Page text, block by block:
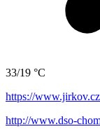
33/19 °C
https://
http://www.dso-